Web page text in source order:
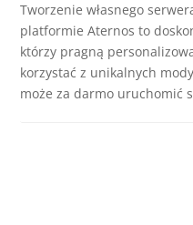
Tworzenie własnego
platformie Aternos to
którzy pragną
korzystać z unikalnych
może za darmo uruchomić